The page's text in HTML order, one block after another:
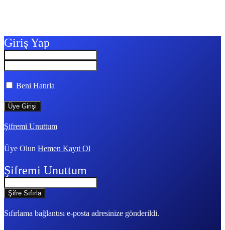
Giriş Yap
Beni Hatırla
Şifremi Unuttum
Üye Olun Hemen Kayıt Ol
Şifremi Unuttum
Sıfırlama bağlantısı e-posta adresinize gönderildi.